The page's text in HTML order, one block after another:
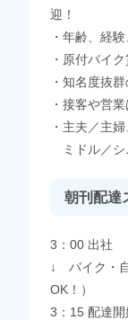
迎！
・年齢、経
・原付バイ
・知名度抜
・接客や営
・主夫／主
ミドル／シ
朝刊配達
3：00 出社
↓ バイク・
OK！）
3：15 配達開